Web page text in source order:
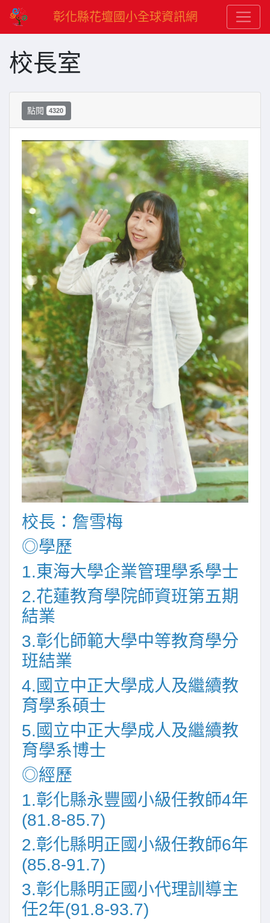
彰化縣花壇國小全球資訊網
校長室
點閱 4320
校長：詹雪梅
◎學歷
1.東海大學企業管理學系學士
2.花蓮教育學院師資班第五期
結業
3.彰化師範大學中等教育學分
班結業
4.國立中正大學成人及繼續教
育學系碩士
5.國立中正大學成人及繼續教
育學系博士
◎經歷
1.彰化縣永豐國小級任教師4年
(81.8-85.7)
2.彰化縣明正國小級任教師6年
(85.8-91.7)
3.彰化縣明正國小代理訓導主
任2年(91.8-93.7)